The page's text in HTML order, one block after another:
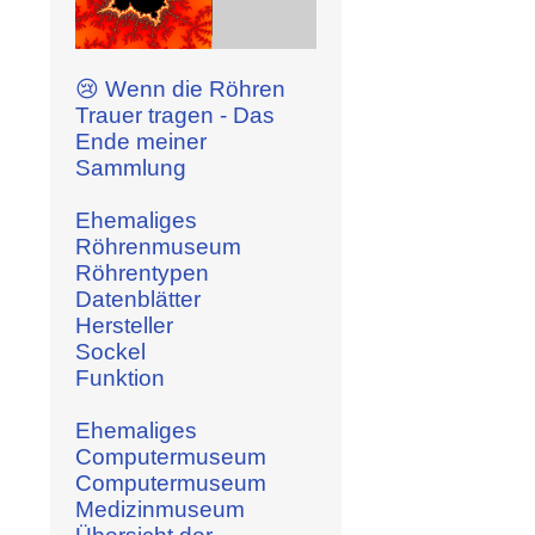
😢 Wenn die Röhren
Trauer tragen - Das
Ende meiner
Sammlung
Ehemaliges
Röhrenmuseum
Röhrentypen
Datenblätter
Hersteller
Sockel
Funktion
Ehemaliges
Computermuseum
Computermuseum
Medizinmuseum